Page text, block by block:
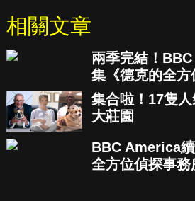
相關文章
兩季完結！
集《德克的全方
集合啦！17隻
大莊園
BBC America
全方位偵探事